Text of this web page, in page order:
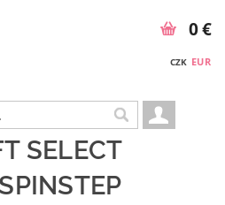
CZK EUR
0 €
SELECT